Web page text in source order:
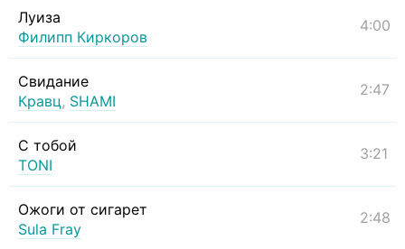
Луиза
Филипп Киркоров
4:00
Свидание
Кравц, SHAMI
2:47
С тобой
TONI
3:21
Ожоги от сигарет
Sula Fray
2:48